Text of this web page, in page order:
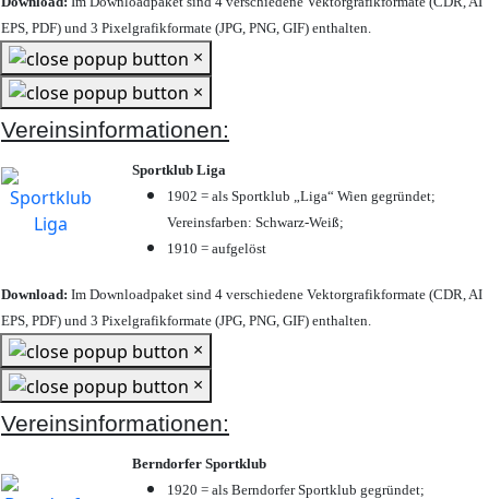
EPS, PDF) und 3 Pixelgrafikformate (JPG, PNG, GIF) enthalten.
×
×
Vereinsinformationen:
Sportklub Liga
1902 = als Sportklub „Liga“ Wien gegründet;
Vereinsfarben: Schwarz-Weiß;
1910 = aufgelöst
Download: Im Downloadpaket sind 4 verschiedene Vektorgrafikformate (CDR, AI
EPS, PDF) und 3 Pixelgrafikformate (JPG, PNG, GIF) enthalten.
×
×
Vereinsinformationen:
Berndorfer Sportklub
1920 = als Berndorfer Sportklub gegründet;